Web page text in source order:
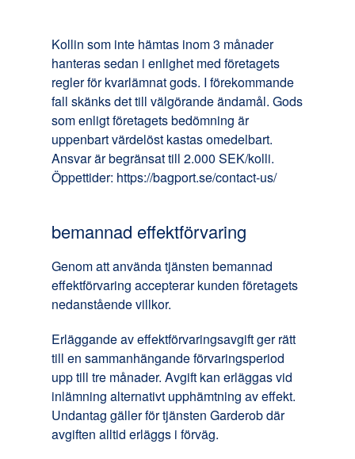
Kollin som inte hämtas inom 3 månader
hanteras sedan i enlighet med företagets
regler för kvarlämnat gods. I förekommande
fall skänks det till välgörande ändamål. Gods
som enligt företagets bedömning är
uppenbart värdelöst kastas omedelbart.
Ansvar är begränsat till 2.000 SEK/kolli.
Öppettider: https://bagport.se/contact-us/
bemannad effektförvaring
Genom att använda tjänsten bemannad
effektförvaring accepterar kunden företagets
nedanstående villkor.
Erläggande av effektförvaringsavgift ger rätt
till en sammanhängande förvaringsperiod
upp till tre månader. Avgift kan erläggas vid
inlämning alternativt upphämtning av effekt.
Undantag gäller för tjänsten Garderob där
avgiften alltid erläggs i förväg.